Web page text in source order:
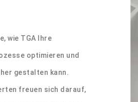
wie TGA Ihre
optimieren und
gestalten kann.
freuen sich darauf,